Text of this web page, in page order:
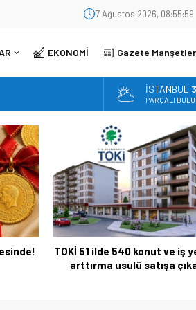
7 Ağustos 2026, 08:55:59
EKONOMİ Gazete
İSTANBUL
PARÇALI
TOKİ 51 ilde 540 konut ve iş
arttırma usulü satışa